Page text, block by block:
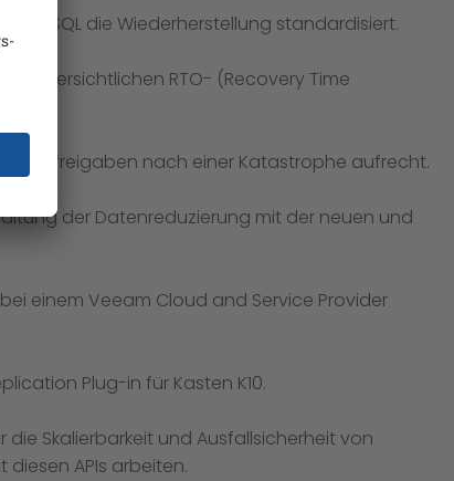
die Wiederherstellung standardisiert.
übersichtlichen RTO- (Recovery Time
Dateifreigaben nach einer Katastrophe aufrecht.
der Datenreduzierung mit der neuen und
einem Veeam Cloud and Service Provider
Plug-in für Kasten K10.
Skalierbarkeit und Ausfallsicherheit von
APIs arbeiten.